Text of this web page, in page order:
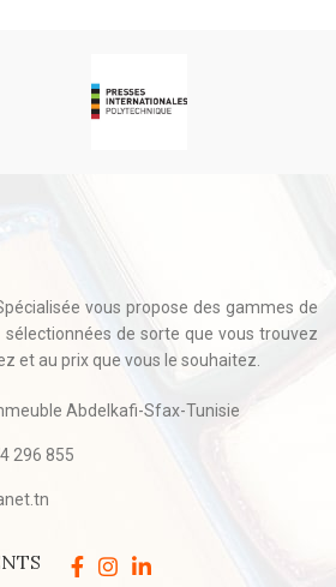
vous propose des gammes de
sélectionnées de sorte que vous trouvez
et au prix que vous le souhaitez.
Abdelkafi-Sfax-Tunisie
296 855